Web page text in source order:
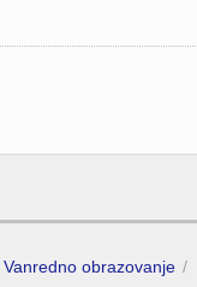
Vanredno obrazovanje